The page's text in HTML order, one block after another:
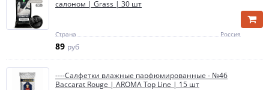
салоном | Grass | 30 шт
Страна Россия
89 руб
----Салфетки влажные парфюмированные - №46
Baccarat Rouge | AROMA Top Line | 15 шт